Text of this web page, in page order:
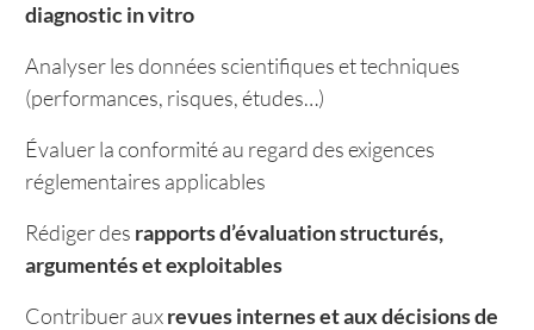
diagnostic in vitro
Analyser les données scientifiques et techniques
(performances, risques, études…)
Évaluer la conformité au regard des exigences
réglementaires applicables
Rédiger des rapports d’évaluation structurés,
argumentés et exploitables
Contribuer auxrevues internes et aux décisions de